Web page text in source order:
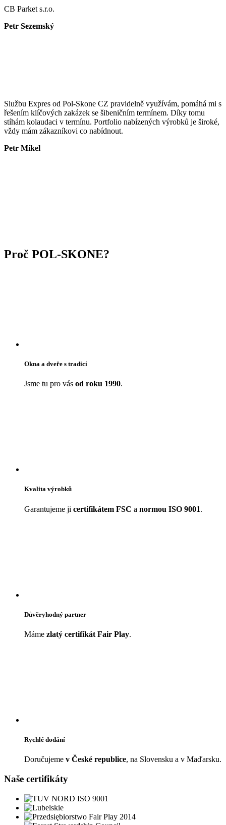
CB Parket s.r.o.
Petr Sezemský
Službu Expres od Pol-Skone CZ pravidelně využívám, pomáhá mi s
řešením klíčových zakázek se šibeničním termínem. Díky tomu
stíhám kolaudaci v termínu. Portfolio nabízených výrobků je široké,
vždy mám zákazníkovi co nabídnout.
Petr Mikel
Proč POL-SKONE?
Okna a dveře s tradicí
Jsme tu pro vás od roku 1990.
Kvalita výrobků
Garantujeme ji certifikátem FSC a normou ISO 9001.
Důvěryhodný partner
Máme zlatý certifikát Fair Play.
Rychlé dodání
Doručujeme v České republice, na Slovensku a v Maďarsku.
Naše certifikáty